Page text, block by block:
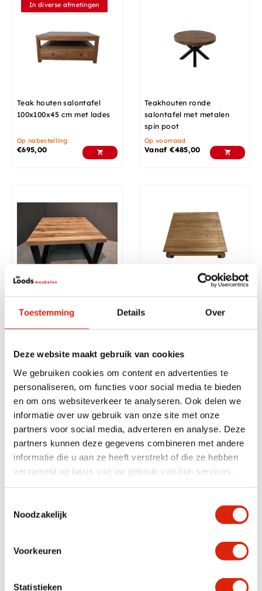
Toestemming Details Over
Deze website maakt gebruik van cookies
We gebruiken cookies om content en advertenties te
personaliseren, om functies voor social media te bieden
en om ons websiteverkeer te analyseren. Ook delen we
informatie over uw gebruik van onze site met onze
partners voor social media, adverteren en analyse. Deze
partners kunnen deze gegevens combineren met andere
informatie die u aan ze heeft verstrekt of die ze hebben
verzameld op basis van uw gebruik van hun services.
Noodzakelijk
Voorkeuren
Statistieken
In diverse afmetingen
Teak houten salontafel
100x100x45 cm met lades
Op nabestelling
€695,00
Teakhouten ronde
salontafel met metalen
spin poot
Op voorraad
Vanaf€485,00
Vierkante salontafel met
dik blad
Teakhouten opiumtafel
120x120